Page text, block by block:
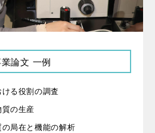
論文 一例
る役割の調査
の生産
局在と機能の解析